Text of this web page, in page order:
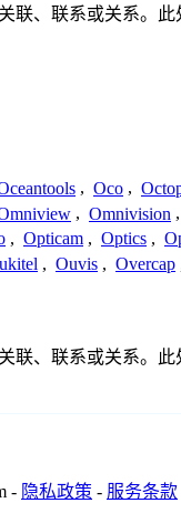
联、联系或关系。
, Oco ,
, Omnivision ,
, Opticam , Optics ,
, Ouvis , Overcap
联、联系或关系。
- 隐私政策 - 服务条款